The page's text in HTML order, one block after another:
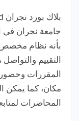
جامعة نجران في
بأنه نظام مخصص
التقييم
المقررات
مكان، كما يمكن
المحاضرات